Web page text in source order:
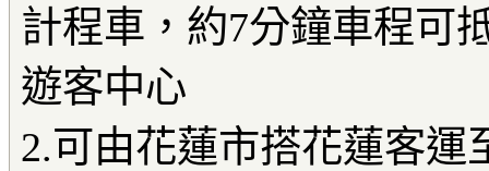
計程車，約7分鐘車程可
遊客中心
2.可由花蓮市搭花蓮客運